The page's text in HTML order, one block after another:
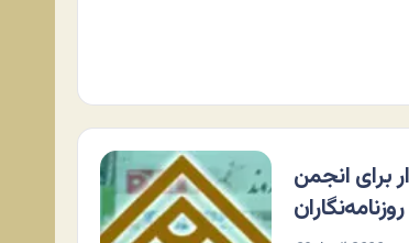
برای انجمن